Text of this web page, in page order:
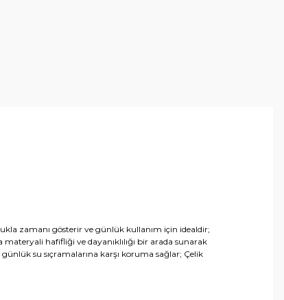
zamanı gösterir ve günlük kullanım için idealdir;
hafifliği ve dayanıklılığı bir arada sunarak
su sıçramalarına karşı koruma sağlar; Çelik